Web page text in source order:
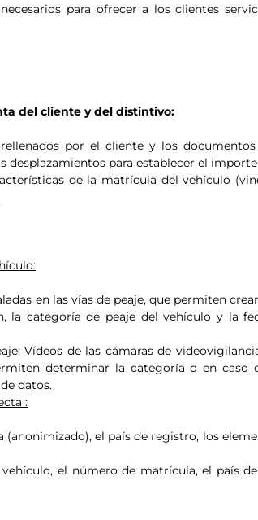
para ofrecer a los clientes
del cliente y del distintivo:
por el cliente y los
para establecer el
de la matrícula del vehículo
en las vías de peaje, que permiten
la categoría de peaje del vehículo y la
Vídeos de las cámaras de
determinar la categoría o en caso
datos.
:
el país de registro, los
el número de matrícula, el país